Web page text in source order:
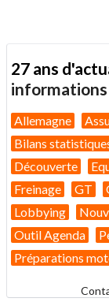
27 ans
informations
Allemagne
Bilans
Découverte
Freinage
GT
Lobbying
Outil Agenda
Préparations